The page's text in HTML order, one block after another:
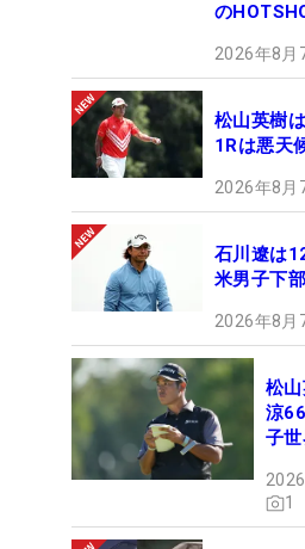
の
2026年8月
松山英樹
1Rは悪天
2026年8月
石川遼は
米男子下部
2026年8月
松
涼
子世
1